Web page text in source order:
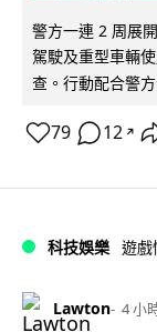
警方一連 2 周展
駕駛及重型車輛
查。行動配合警
79 12 ↗
科技娛樂 遊戲
Lawton 4 小